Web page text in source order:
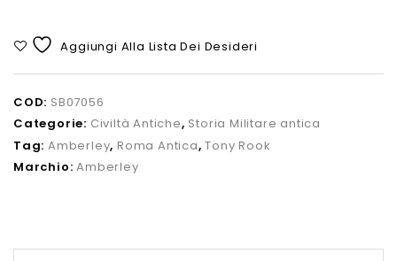
Aggiungi Alla Lista Dei Desideri
COD: SB07056
Categorie: Civiltà Antiche, Storia Militare antica
Tag: Amberley,Roma Antica,Tony Rook
Marchio:Amberley